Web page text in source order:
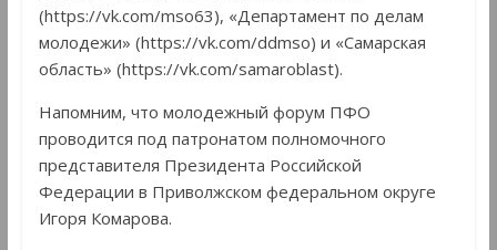
(https://vk.com/mso63), «Департамент по делам
молодежи» (https://vk.com/ddmso) и «Самарская
область» (https://vk.com/samaroblast).
Напомним, что молодежный форум ПФО
проводится под патронатом полномочного
представителя Президента Российской
Федерации в Приволжском федеральном округе
Игоря Комарова.